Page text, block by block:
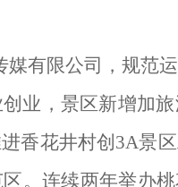
有限公司，规范
业，景区新增加
香花井村创 3A景
。连续两年举办